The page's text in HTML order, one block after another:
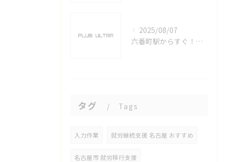
2025/08/07
六番町駅からすぐ！名古屋のeスポーツ施設で快適なプレイ環境を確保
タグ Tags
入力作業 就労継続支援 名古屋 おすすめ
名古屋市 就労移行支援